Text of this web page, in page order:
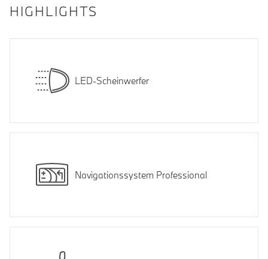
HIGHLIGHTS
LED-Scheinwerfer
Navigationssystem Professional